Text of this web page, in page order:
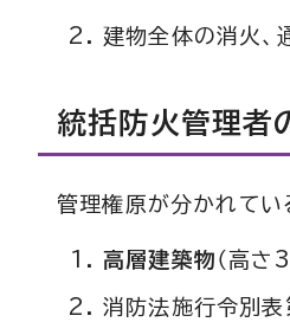
建物全体の消火、
統括防火管理者
管理権原が分かれてい
高層建築物 （高さ
消防法施行令別